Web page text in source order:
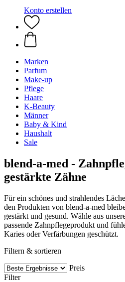
Konto erstellen
Marken
Parfum
Make-up
Pflege
Haare
K-Beauty
Männer
Baby & Kind
Haushalt
Sale
blend-a-med -
gestärkte Zähne
Für ein schönes und strahlendes
den Produkten von blend-a-med
gestärkt und gesund. Wähle aus
passende Zahnpflegeprodukt und
Karies oder Verfärbungen geschützt.
Filtern & sortieren
Preis
Filter